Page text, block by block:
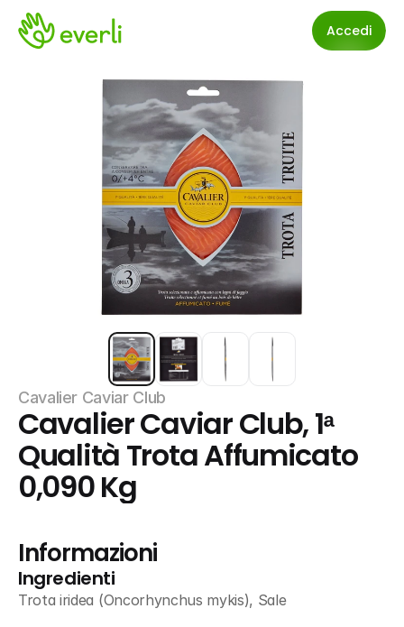
Accedi
Cavalier Caviar Club
Cavalier Caviar Club, 1ᵃ
Qualità Trota Affumicato
0,090 Kg
Informazioni
Ingredienti
Trota iridea (Oncorhynchus mykis), Sale